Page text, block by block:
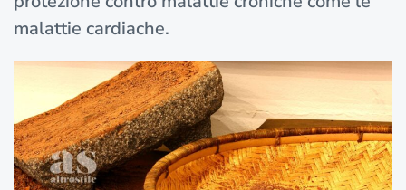
malattie cardiache.